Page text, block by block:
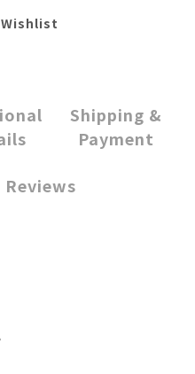
Shipping &
Payment